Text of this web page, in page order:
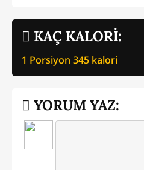
KAÇ KALORİ:
1 Porsiyon 345 kalori
YORUM YAZ: